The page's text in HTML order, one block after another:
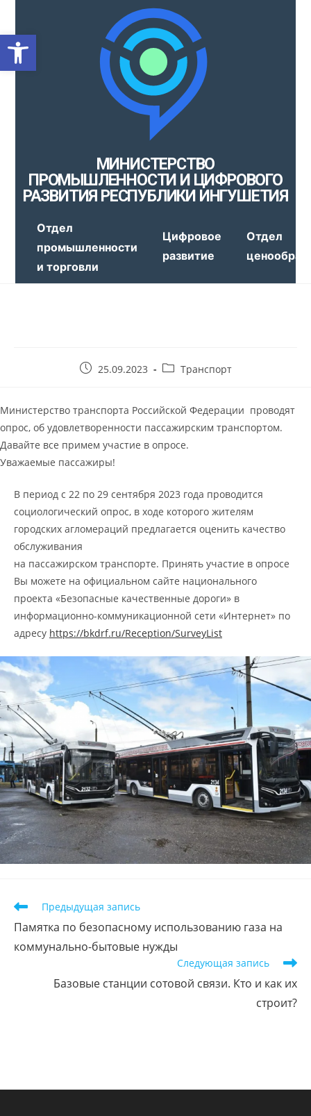
Открыть панель
МИНИСТЕРСТВО
ПРОМЫШЛЕННОСТИ И ЦИФРОВОГО
РАЗВИТИЯ РЕСПУБЛИКИ ИНГУШЕТИЯ
Отдел
промышленности
и торговли
Цифровое
развитие
Отдел
25.09.2023 Транспорт
Министерство транспорта Российской Федерации проводят
опрос, об удовлетворенности пассажирским транспортом.
Давайте все примем участие в опросе.
Уважаемые пассажиры!
В период с 22 по 29 сентября 2023 года проводится
социологический опрос, в ходе которого жителям
городских агломераций предлагается оценить качество
обслуживания
на пассажирском транспорте. Принять участие в опросе
Вы можете на официальном сайте национального
проекта «Безопасные качественные дороги» в
информационно-коммуникационной сети «Интернет» по
адресу https://bkdrf.ru/Reception/SurveyList
Предыдущая запись
Памятка по безопасному использованию газа на
коммунально-бытовые нужды
Следующая запись
Базовые станции сотовой связи. Кто и как их
строит?